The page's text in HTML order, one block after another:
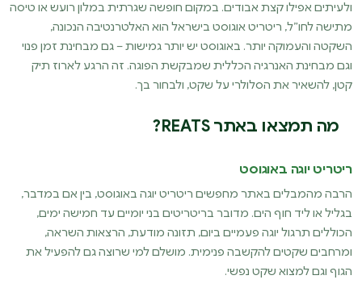
ולעיתים אפילו קצת אבודים. במקום חופשה שגרתית במלון רועש או טיסה
מתישה לחו”ל, ריטריט אוגוסט בישראל הוא האלטרנטיבה הנכונה,
השקטה והעמוקה יותר. באוגוסט יש יותר גמישות – גם מבחינת זמן פנוי
וגם מבחינת האנרגיה הכללית שמבקשת הפוגה. זה הרגע לארוז תיק
קטן, להשאיר את הסלולרי על שקט, ולבחור בך.
מה תמצאו באתר REATS?
ריטריט יוגה באוגוסט
הרבה מהמבלים באתר מחפשים ריטריט יוגה באוגוסט, בין אם במדבר,
בגליל או ליד חוף הים. מדובר בריטריטים בני יומיים עד חמישה ימים,
הכוללים תרגול יוגה פעמיים ביום, תזונה מודעת, הרצאות השראה,
ומרחבים שקטים להקשבה פנימית. מושלם למי שרוצה גם להפעיל את
הגוף וגם למצוא שקט נפשי.